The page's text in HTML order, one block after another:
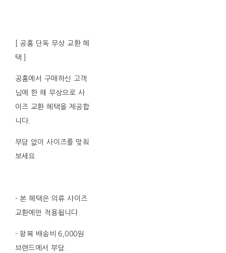
[ 공홈 단독 무상 교환 혜
택 ]
공홈에서 구매하신 고객
님에 한 해 무상으로 사
이즈 교환 혜택을 제공합
니다.
부담 없이 사이즈를 맞춰
보세요.
- 본 혜택은 의류 사이즈
교환에만 적용됩니다.
- 왕복 배송비 6,000원
브랜드에서 부담.